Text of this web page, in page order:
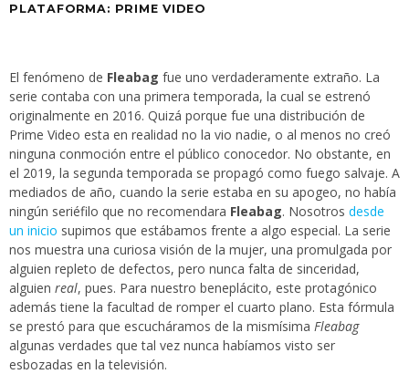
PLATAFORMA: PRIME VIDEO
El fenómeno de Fleabag fue uno verdaderamente extraño. La
serie contaba con una primera temporada, la cual se estrenó
originalmente en 2016. Quizá porque fue una distribución de
Prime Video esta en realidad no la vio nadie, o al menos no creó
ninguna conmoción entre el público conocedor. No obstante, en
el 2019, la segunda temporada se propagó como fuego salvaje. A
mediados de año, cuando la serie estaba en su apogeo, no había
ningún seriéfilo que no recomendara Fleabag. Nosotros desde
un inicio supimos que estábamos frente a algo especial. La serie
nos muestra una curiosa visión de la mujer, una promulgada por
alguien repleto de defectos, pero nunca falta de sinceridad,
alguien real, pues. Para nuestro beneplácito, este protagónico
además tiene la facultad de romper el cuarto plano. Esta fórmula
se prestó para que escucháramos de la mismísima Fleabag
algunas verdades que tal vez nunca habíamos visto ser
esbozadas en la televisión.